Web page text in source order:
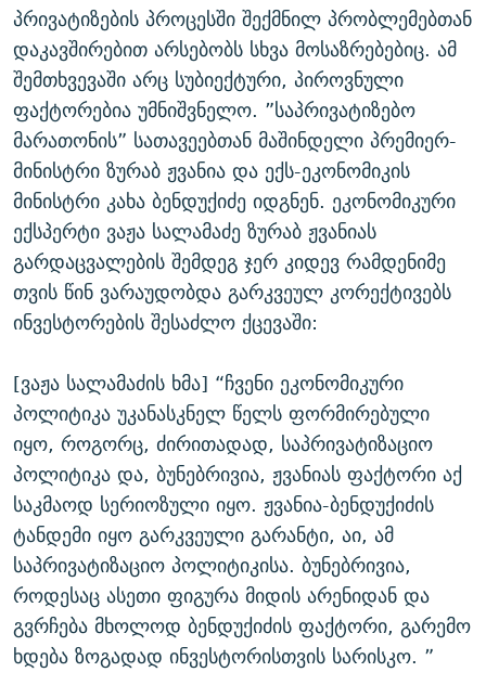
პრივატიზების პროცესში შექმნილ პრობლემებთან
დაკავშირებით არსებობს სხვა მოსაზრებებიც. ამ
შემთხვევაში არც სუბიექტური, პიროვნული
ფაქტორებია უმნიშვნელო. ”საპრივატიზებო
მარათონის” სათავეებთან მაშინდელი პრემიერ-
მინისტრი ზურაბ ჟვანია და ექს-ეკონომიკის
მინისტრი კახა ბენდუქიძე იდგნენ. ეკონომიკური
ექსპერტი ვაჟა სალამაძე ზურაბ ჟვანიას
გარდაცვალების შემდეგ ჯერ კიდევ რამდენიმე
თვის წინ ვარაუდობდა გარკვეულ კორექტივებს
ინვესტორების შესაძლო ქცევაში:
[ვაჟა სალამაძის ხმა] “ჩვენი ეკონომიკური
პოლიტიკა უკანასკნელ წელს ფორმირებული
იყო, როგორც, ძირითადად, საპრივატიზაციო
პოლიტიკა და, ბუნებრივია, ჟვანიას ფაქტორი აქ
საკმაოდ სერიოზული იყო. ჟვანია-ბენდუქიძის
ტანდემი იყო გარკვეული გარანტი, აი, ამ
საპრივატიზაციო პოლიტიკისა. ბუნებრივია,
როდესაც ასეთი ფიგურა მიდის არენიდან და
გვრჩება მხოლოდ ბენდუქიძის ფაქტორი, გარემო
ხდება ზოგადად ინვესტორისთვის სარისკო. ”